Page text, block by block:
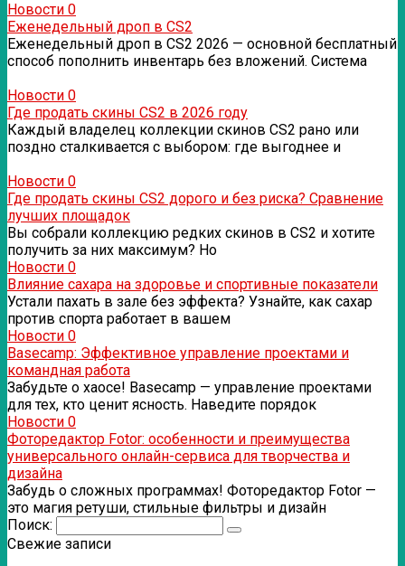
Новости 0
Еженедельный дроп в CS2
Еженедельный дроп в CS2 2026 — основной бесплатный
способ пополнить инвентарь без вложений. Система
Новости 0
Где продать скины CS2 в 2026 году
Каждый владелец коллекции скинов CS2 рано или
поздно сталкивается с выбором: где выгоднее и
Новости 0
Где продать скины CS2 дорого и без риска? Сравнение
лучших площадок
Вы собрали коллекцию редких скинов в CS2 и хотите
получить за них максимум? Но
Новости 0
Влияние сахара на здоровье и спортивные показатели
Устали пахать в зале без эффекта? Узнайте, как сахар
против спорта работает в вашем
Новости 0
Basecamp: Эффективное управление проектами и
командная работа
Забудьте о хаосе! Basecamp — управление проектами
для тех, кто ценит ясность. Наведите порядок
Новости 0
Фоторедактор Fotor: особенности и преимущества
универсального онлайн-сервиса для творчества и
дизайна
Забудь о сложных программах! Фоторедактор Fotor —
это магия ретуши, стильные фильтры и дизайн
Поиск:
Свежие записи